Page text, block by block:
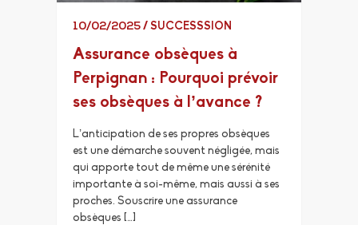
10/02/2025 / SUCCESSSION
Assurance obsèques à
Perpignan : Pourquoi prévoir
ses obsèques à l’avance ?
L’anticipation de ses propres obsèques
est une démarche souvent négligée, mais
qui apporte tout de même une sérénité
importante à soi-même, mais aussi à ses
proches. Souscrire une assurance
obsèques […]